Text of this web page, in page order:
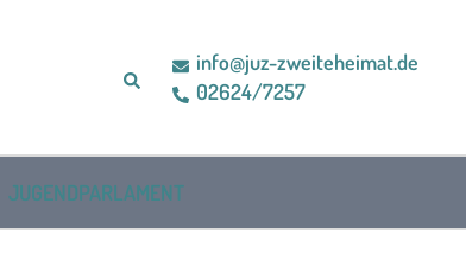
Suche
info@juz-zweiteheimat.de
02624/7257
JUGENDPARLAMENT